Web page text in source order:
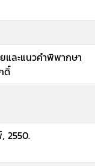
ละแนวคำพิพากษา
ดิ์
2550.